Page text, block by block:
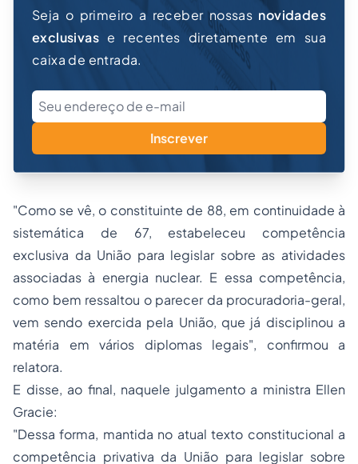
Seja o primeiro a receber nossas novidades
exclusivas e recentes diretamente em sua
caixa de entrada.
Inscrever
"Como se vê, o constituinte de 88, em continuidade à
sistemática de 67, estabeleceu competência
exclusiva da União para legislar sobre as atividades
associadas à energia nuclear. E essa competência,
como bem ressaltou o parecer da procuradoria-geral,
vem sendo exercida pela União, que já disciplinou a
matéria em vários diplomas legais", confirmou a
relatora.
E disse, ao final, naquele julgamento a ministra Ellen
Gracie:
"Dessa forma, mantida no atual texto constitucional a
competência privativa da União para legislar sobre